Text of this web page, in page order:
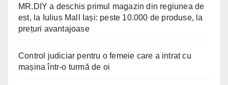
MR.DIY a deschis primul magazin din regiunea de
est, la Iulius Mall Iași: peste 10.000 de produse, la
prețuri avantajoase
Control judiciar pentru o femeie care a intrat cu
mașina într-o turmă de oi